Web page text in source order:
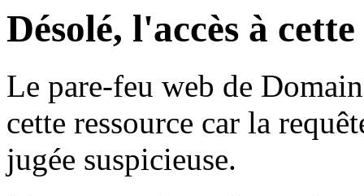
Désolé, l'accès à
Le pare-feu web de
cette ressource car la
jugée suspicieuse.